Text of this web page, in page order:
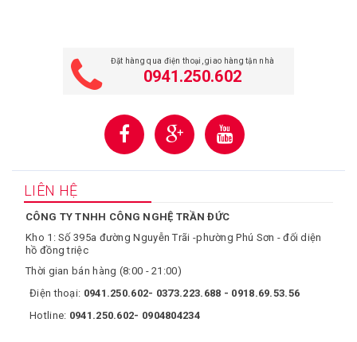
Đặt hàng qua điện thoại, giao hàng tận nhà
0941.250.602
LIÊN HỆ
CÔNG TY TNHH CÔNG NGHỆ TRẦN ĐỨC
Kho 1: Số 395a đường Nguyễn Trãi -phường Phú Sơn - đối diện
hồ đồng triệc
Thời gian bán hàng (8:00 - 21:00)
Điện thoại: 0941.250.602- 0373.223.688 - 0918.69.53.56
Hotline: 0941.250.602- 0904804234